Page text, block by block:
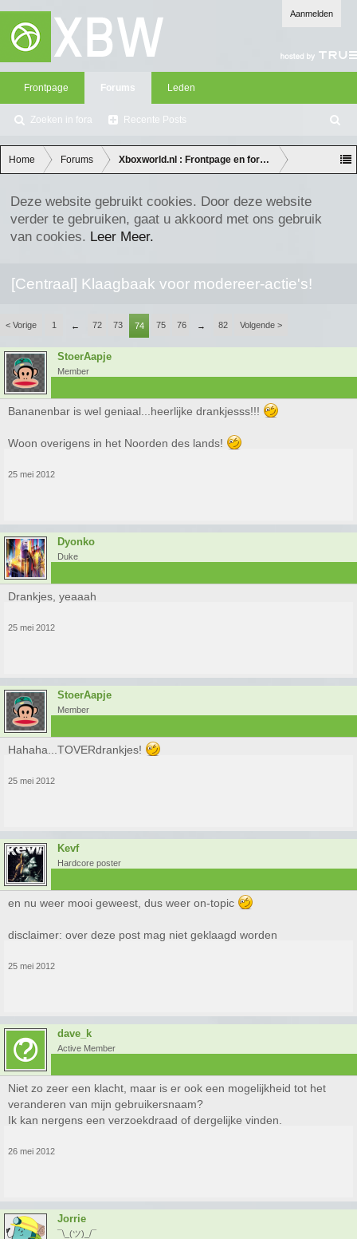
Aanmelden
Frontpage Forums
Zoeken in fora Recente Posts
Leden
oe
ke
n
Home Forums Xboxworld.nl : Frontpage en forum discussie
Deze website gebruikt cookies. Door deze website
verder te gebruiken, gaat u akkoord met ons gebruik
van cookies. Leer Meer.
[Centraal] Klaagbaak voor modereer-actie's!
< Vorige 1 ← 72 73 74 75 76 → 82 Volgende >
StoerAapje
Member
Bananenbar is wel geniaal...heerlijke drankjesss!!!
Woon overigens in het Noorden des lands!
25 mei 2012
Dyonko
Duke
Drankjes, yeaaah
25 mei 2012
StoerAapje
Member
Hahaha...TOVERdrankjes!
25 mei 2012
Kevf
Hardcore poster
en nu weer mooi geweest, dus weer on-topic
disclaimer: over deze post mag niet geklaagd worden
25 mei 2012
dave_k
Active Member
Niet zo zeer een klacht, maar is er ook een mogelijkheid tot het
veranderen van mijn gebruikersnaam?
Ik kan nergens een verzoekdraad of dergelijke vinden.
26 mei 2012
Jorrie
¯\_(ツ)_/¯